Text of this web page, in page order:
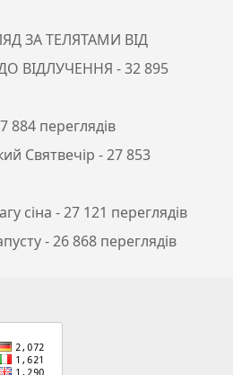
ЗА ТЕЛЯТАМИ ВІД
ВІДЛУЧЕННЯ - 32 895
884 переглядів
Святвечір - 27 853
сіна - 27 121 переглядів
- 26 868 переглядів